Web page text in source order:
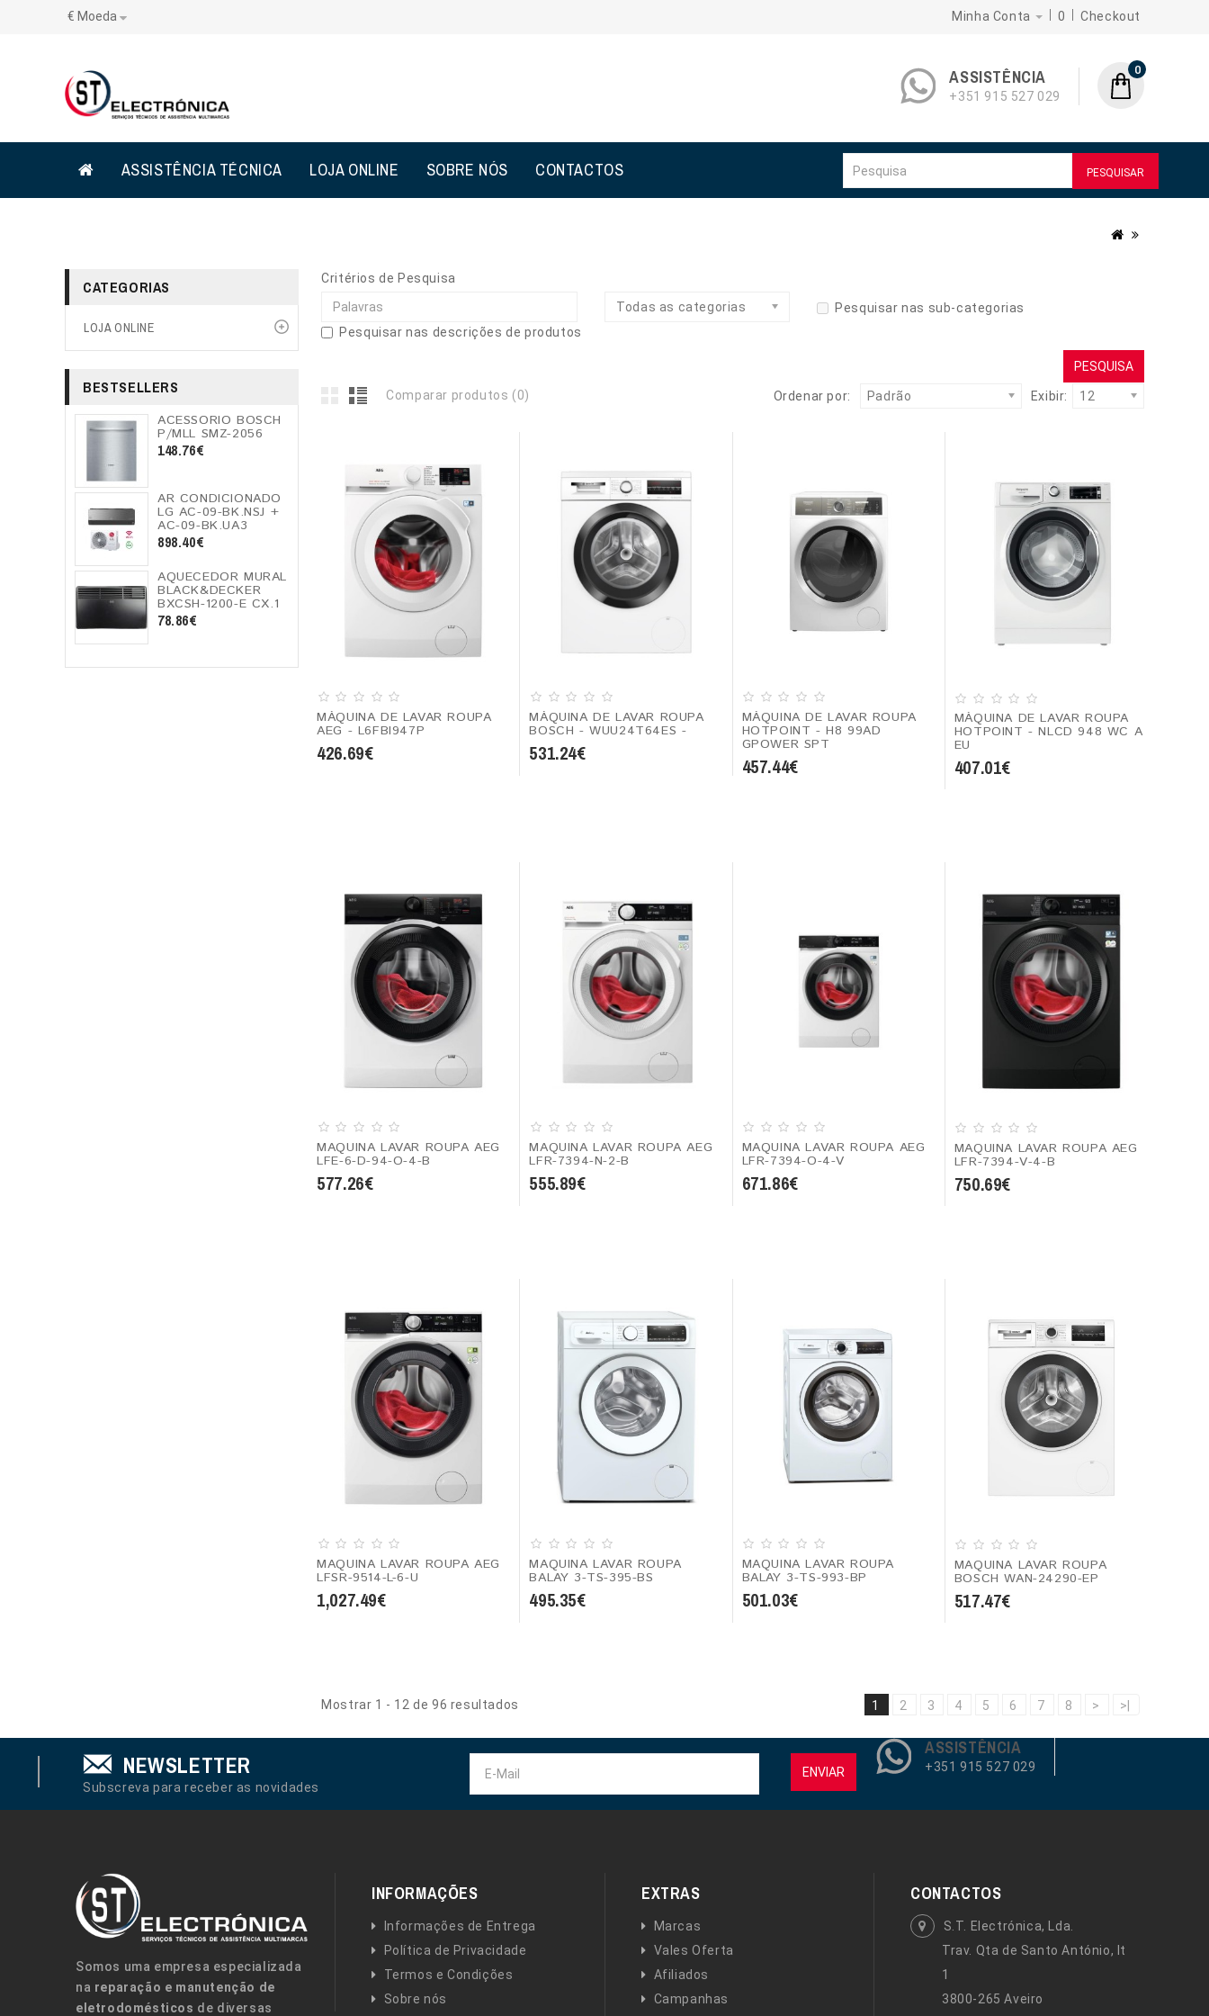
€ Moeda Minha Conta 0 Checkout
ASSISTÊNCIA
+351 915 527 029
0
PESQUISAR
ASSISTÊNCIA TÉCNICA LOJA ONLINE SOBRE NÓS CONTACTOS
CATEGORIAS
LOJA ONLINE
BESTSELLERS
ACESSORIO BOSCH
P/MLL SMZ-2056
148.76€
AR CONDICIONADO
LG AC-09-BK.NSJ +
AC-09-BK.UA3
898.40€
AQUECEDOR MURAL
BLACK&DECKER
BXCSH-1200-E CX.1
78.86€
Critérios de Pesquisa
Todas as categorias
Pesquisar nas sub-categorias
Pesquisar nas descrições de produtos
Comparar produtos (0) Ordenar por: Padrão Exibir: 12
MÁQUINA DE LAVAR ROUPA
AEG - L6FBI947P
426.69€
MÁQUINA DE LAVAR ROUPA
BOSCH - WUU24T64ES -
531.24€
MÁQUINA DE LAVAR ROUPA
HOTPOINT - H8 99AD
GPOWER SPT
457.44€
MÁQUINA DE LAVAR ROUPA
HOTPOINT - NLCD 948 WC A
EU
407.01€
MAQUINA LAVAR ROUPA AEG
LFE-6-D-94-O-4-B
577.26€
MAQUINA LAVAR ROUPA AEG
LFR-7394-N-2-B
555.89€
MAQUINA LAVAR ROUPA AEG
LFR-7394-O-4-V
671.86€
MAQUINA LAVAR ROUPA AEG
LFR-7394-V-4-B
750.69€
MAQUINA LAVAR ROUPA AEG
LFSR-9514-L-6-U
1,027.49€
MAQUINA LAVAR ROUPA
BALAY 3-TS-395-BS
495.35€
MAQUINA LAVAR ROUPA
BALAY 3-TS-993-BP
501.03€
MAQUINA LAVAR ROUPA
BOSCH WAN-24290-EP
517.47€
1 2 3 4 5 6 7 8 > >|
Mostrar 1 - 12 de 96 resultados
ASSISTÊNCIA
+351 915 527 029
NEWSLETTER
Subscreva para receber as novidades
ENVIAR
Somos uma empresa especializada
na reparação e manutenção de
eletrodomésticos de diversas
INFORMAÇÕES
Informações de Entrega
Política de Privacidade
Termos e Condições
Sobre nós
EXTRAS
Marcas
Vales Oferta
Afiliados
Campanhas
CONTACTOS
S.T. Electrónica, Lda.
Trav. Qta de Santo António, lt
1
3800-265 Aveiro